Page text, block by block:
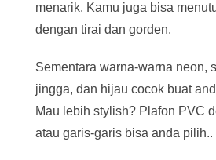
menarik. Kamu juga bisa
dengan tirai dan gorden.
Sementara warna-warna neon,
jingga, dan hijau cocok buat
Mau lebih stylish? Plafon PVC
atau garis-garis bisa anda pilih..